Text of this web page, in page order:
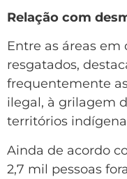
Relação com
Entre as áreas
resgatados,
frequentemente
ilegal, à grilagem
territórios
Ainda de acordo
2,7 mil pessoas